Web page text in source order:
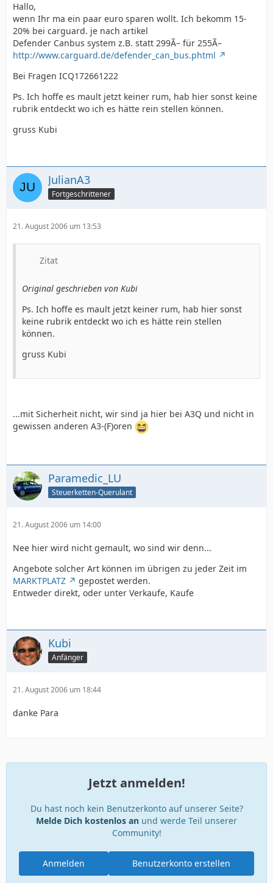
Hallo,
wenn Ihr ma ein paar euro sparen wollt. Ich bekomm 15-
20% bei carguard. je nach artikel
Defender Canbus system z.B. statt 299Ã– für 255Ã–
http://www.carguard.de/defender_can_bus.phtml
Bei Fragen ICQ172661222
Ps. Ich hoffe es mault jetzt keiner rum, hab hier sonst keine
rubrik entdeckt wo ich es hätte rein stellen können.
gruss Kubi
JulianA3
Fortgeschrittener
21. August 2006 um 13:53
Zitat
Original geschrieben von Kubi
Ps. Ich hoffe es mault jetzt keiner rum, hab hier sonst
keine rubrik entdeckt wo ich es hätte rein stellen
können.
gruss Kubi
...mit Sicherheit nicht, wir sind ja hier bei A3Q und nicht in
gewissen anderen A3-(F)oren
Paramedic_LU
Steuerketten-Querulant
21. August 2006 um 14:00
Nee hier wird nicht gemault, wo sind wir denn...
Angebote solcher Art können im übrigen zu jeder Zeit im
MARKTPLATZ
gepostet werden.
Entweder direkt, oder unter Verkaufe, Kaufe
Kubi
Anfänger
21. August 2006 um 18:44
danke Para
Jetzt anmelden!
Du hast noch kein Benutzerkonto auf unserer Seite?
Melde Dich kostenlos an und werde Teil unserer
Community!
Benutzerkonto erstellen
Anmelden